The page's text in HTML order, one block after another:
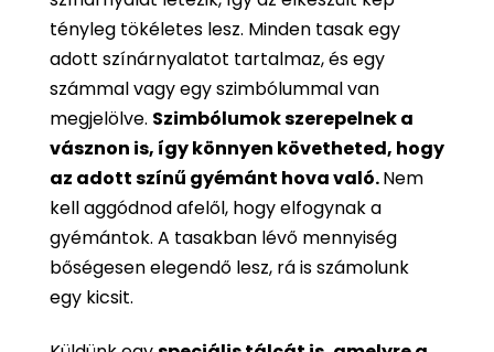
tényleg tökéletes lesz. Minden tasak egy
adott színárnyalatot tartalmaz, és egy
számmal vagy egy szimbólummal van
megjelölve. Szimbólumok szerepelnek a
vásznon is, így könnyen követheted, hogy
az adott színű gyémánt hova való.Nem
kell aggódnod afelől, hogy elfogynak a
gyémántok. A tasakban lévő mennyiség
bőségesen elegendő lesz, rá is számolunk
egy kicsit.